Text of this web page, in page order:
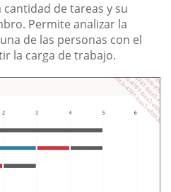
de tareas y su
Permite analizar la
de las personas con el
la carga de trabajo.